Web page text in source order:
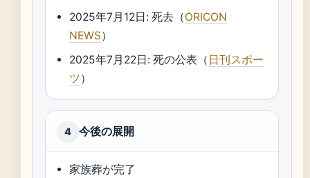
2025年7月12日: 死去（ORICON
NEWS）
2025年7月22日: 死の公表（ 日刊スポー
ツ）
4 今後の展開
家族葬が完了